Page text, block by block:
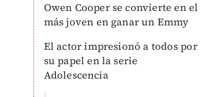
Owen Cooper se convierte en el
más joven en ganar un Emmy
El actor impresionó a todos por
su papel en la serie
Adolescencia